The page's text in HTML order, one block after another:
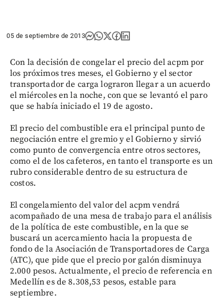
05 de septiembre de 2013
Con la decisión de congelar el precio del acpm por
los próximos tres meses, el Gobierno y el sector
transportador de carga lograron llegar a un acuerdo
el miércoles en la noche, con que se levantó el paro
que se había iniciado el 19 de agosto.
El precio del combustible era el principal punto de
negociación entre el gremio y el Gobierno y sirvió
como punto de convergencia entre otros sectores,
como el de los cafeteros, en tanto el transporte es un
rubro considerable dentro de su estructura de
costos.
El congelamiento del valor del acpm vendrá
acompañado de una mesa de trabajo para el análisis
de la política de este combustible, en la que se
buscará un acercamiento hacia la propuesta de
fondo de la Asociación de Transportadores de Carga
(ATC), que pide que el precio por galón disminuya
2.000 pesos. Actualmente, el precio de referencia en
Medellín es de 8.308,53 pesos, estable para
septiembre.